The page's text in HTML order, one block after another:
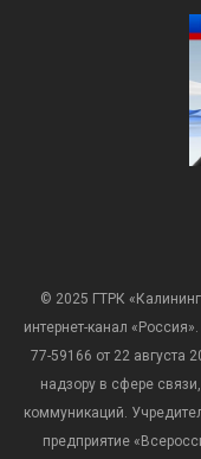
© 2025 ГТРК
интернет-канал
77-59166 от 22 августа
надзору в сфере
коммуникаций.
предприятие